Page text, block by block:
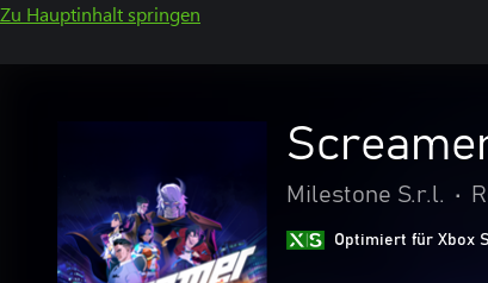
Zu Hauptinhalt springen
Milestone S.r.l. •
Optimiert für Xbox